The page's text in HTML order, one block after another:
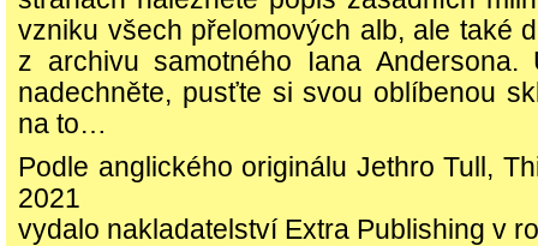
vzniku všech přelomových alb, ale také
z archivu samotného Iana Andersona.
nadechněte, pusťte si svou oblíbenou
na to…
Podle anglického originálu Jethro Tull,
2021
vydalo nakladatelství Extra Publishing v